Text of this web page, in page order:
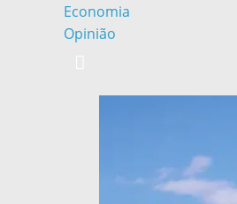
Economia
Opinião